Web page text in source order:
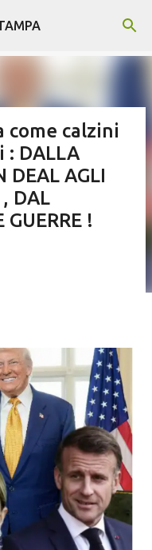
come calzini
DALLA
DEAL AGLI
DAL
GUERRE !